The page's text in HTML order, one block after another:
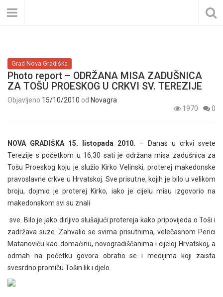
Grad Nova Gradiška
Photo report – ODRŽANA MISA ZADUŠNICA
ZA TOŠU PROESKOG U CRKVI SV. TEREZIJE
Objavljeno 15/10/2010 od Novagra
1970
0
NOVA GRADIŠKA 15. listopada 2010. – Danas u crkvi svete
Terezije s početkom u 16,30 sati je održana misa zadušnica za
Tošu Proeskog koju je služio Kirko Velinski, proterej makedonske
pravoslavne crkve u Hrvatskoj. Sve prisutne, kojih je bilo u velikom
broju, dojmio je proterej Kirko, iako je cijelu misu izgovorio na
makedonskom svi su znali
sve. Bilo je jako dirljivo slušajući protereja kako pripovijeda o Toši i
zadržava suze. Zahvalio se svima prisutnima, velečasnom Perici
Matanoviću kao domaćinu, novogradiščanima i cijeloj Hrvatskoj, a
odmah na početku govora obratio se i medijima koji zaista
svesrdno promiču Tošin lik i djelo.